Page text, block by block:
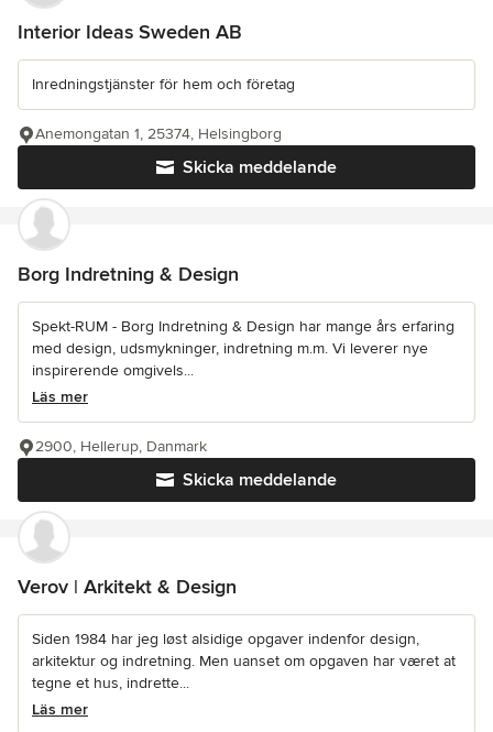
Interior Ideas Sweden AB
Inredningstjänster för hem och företag
Skicka meddelande
Anemongatan 1, 25374, Helsingborg
Borg Indretning & Design
Spekt-RUM - Borg Indretning & Design har mange års erfaring
med design, udsmykninger, indretning m.m. Vi leverer nye
inspirerende omgivels...
Läs mer
Skicka meddelande
2900, Hellerup, Danmark
Verov | Arkitekt & Design
Siden 1984 har jeg løst alsidige opgaver indenfor design,
arkitektur og indretning. Men uanset om opgaven har været at
tegne et hus, indrette...
Läs mer